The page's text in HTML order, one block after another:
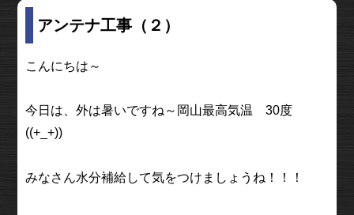
アンテナ工事（２）
こんにちは～
今日は、外は暑いですね～岡山最高気温 30度
((+_+))
みなさん水分補給して気をつけましょうね！！！